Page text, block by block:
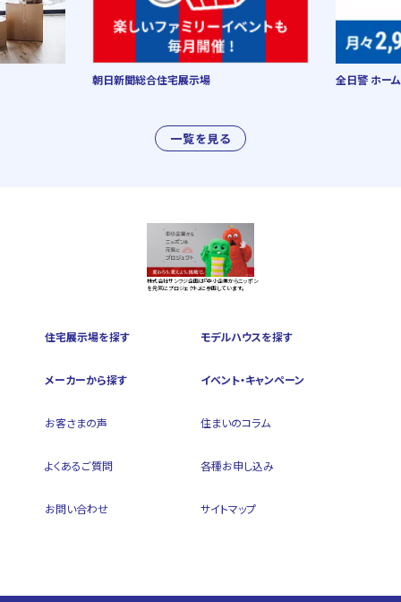
一覧を見る
朝日新聞総合住宅展示場 全日警 ホー
株式会社サンフジ企画は『中小企業からニッポン
を元気にプロジェクト』に参画しています。
住宅展示場を探す モデルハウスを探す
メーカーから探す イベント・キャンペーン
お客さまの声 住まいのコラム
よくあるご質問 各種お申し込み
お問い合わせ サイトマップ